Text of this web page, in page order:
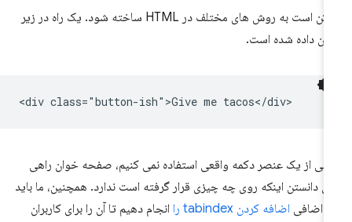
ممکن است به روش های مختلف در HTML ساخته شود. یک راه در زیر
داده شده است.
<div class="button-ish">Give me tacos</div>
از یک عنصر دکمه واقعی استفاده نمی کنیم، صفحه خوان راهی
دانستن اینکه روی چه چیزی قرار گرفته است ندارد. همچنین، ما باید
اضافیاضافه کردن tabindex را
انجام دهیم تا آن را برای کاربران